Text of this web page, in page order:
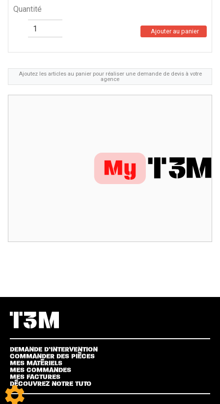
Ajoutez les articles au panier pour réaliser une demande de devis à votre
agence
Quantité
Ajouter au panier
DEMANDE D’INTERVENTION
COMMANDER DES PIÈCES
MES MATÉRIELS
MES COMMANDES
MES FACTURES
DÉCOUVREZ NOTRE TUTO